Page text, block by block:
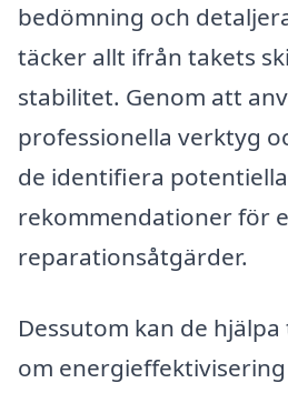
bedömning och
täcker allt ifrån takets
stabilitet. Genom att
professionella verktyg
de identifiera
rekommendationer för
reparationsåtgärder.
Dessutom kan de
om